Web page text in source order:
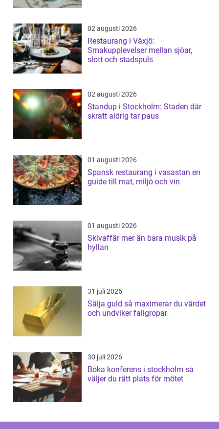
02 augusti 2026
Restaurang i Växjö:
Smakupplevelser mellan sjöar,
slott och stadspuls
02 augusti 2026
Standup i Stockholm: Staden där
skratt aldrig tar paus
01 augusti 2026
Spansk restaurang i vasastan en
guide till mat, miljö och vin
01 augusti 2026
Skivaffär mer än bara musik på
hyllan
31 juli 2026
Sälja guld så maximerar du värdet
och undviker fallgropar
30 juli 2026
Boka konferens i stockholm så
väljer du rätt plats för mötet